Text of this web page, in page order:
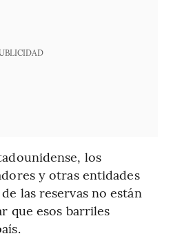
los
y otras entidades
las reservas no están
que esos barriles